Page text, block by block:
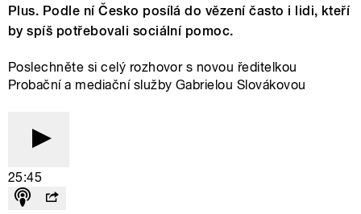
Plus. Podle ní Česko posílá do vězení často i lidi, kteří
by spíš potřebovali sociální pomoc.
Poslechněte si celý rozhovor s novou ředitelkou
Probační a mediační služby Gabrielou Slovákovou
25:45